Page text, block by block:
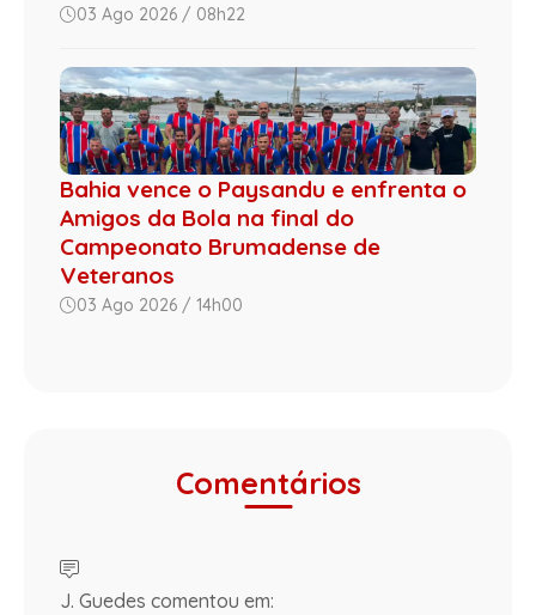
03 Ago 2026 / 08h22
Bahia vence o Paysandu e enfrenta o
Amigos da Bola na final do
Campeonato Brumadense de
Veteranos
03 Ago 2026 / 14h00
Comentários
J. Guedes comentou em: